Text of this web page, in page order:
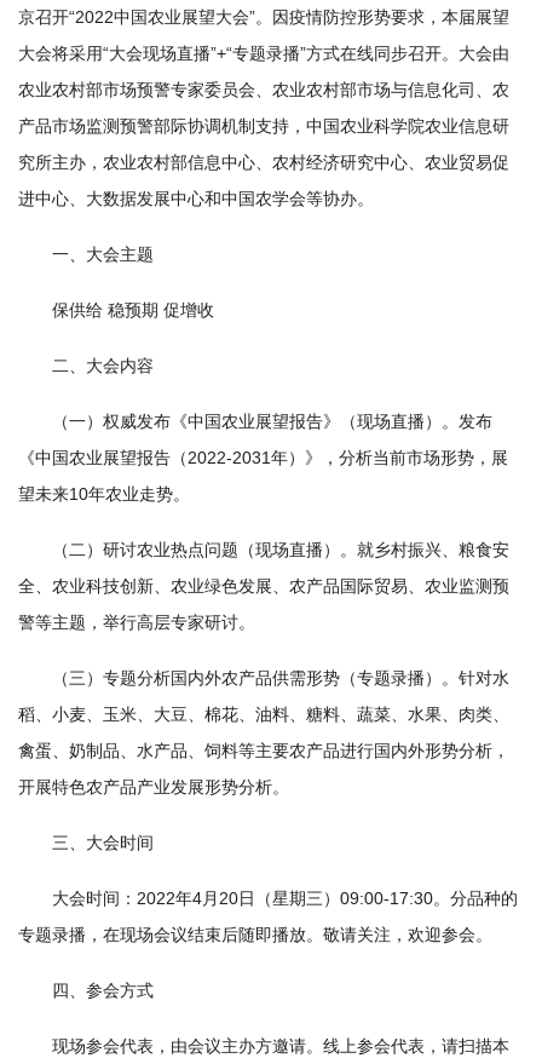
究
成
果
转
合
作
究
京召开“2022中国农业展望大会”。因疫情防控形势要求，本届展望
大会将采用“大会现场直播”+“专题录播”方式在线同步召开。大会由
农业农村部市场预警专家委员会、农业农村部市场与信息化司、农
产品市场监测预警部际协调机制支持，中国农业科学院农业信息研
究所主办，农业农村部信息中心、农村经济研究中心、农业贸易促
进中心、大数据发展中心和中国农学会等协办。
一、大会主题
保供给 稳预期 促增收
二、大会内容
（一）权威发布《中国农业展望报告》（现场直播）。发布
《中国农业展望报告（2022-2031年）》，分析当前市场形势，展
望未来10年农业走势。
（二）研讨农业热点问题（现场直播）。就乡村振兴、粮食安
全、农业科技创新、农业绿色发展、农产品国际贸易、农业监测预
警等主题，举行高层专家研讨。
（三）专题分析国内外农产品供需形势（专题录播）。针对水
稻、小麦、玉米、大豆、棉花、油料、糖料、蔬菜、水果、肉类、
禽蛋、奶制品、水产品、饲料等主要农产品进行国内外形势分析，
开展特色农产品产业发展形势分析。
三、大会时间
大会时间：2022年4月20日（星期三）09:00-17:30。分品种的
专题录播，在现场会议结束后随即播放。敬请关注，欢迎参会。
四、参会方式
现场参会代表，由会议主办方邀请。线上参会代表，请扫描本